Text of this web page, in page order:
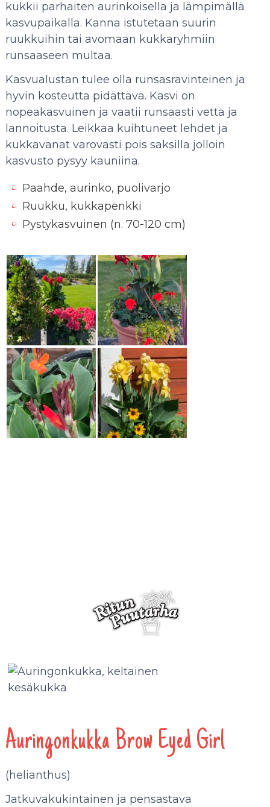
kukkii parhaiten aurinkoisella ja lämpimällä
kasvupaikalla. Kanna istutetaan suurin
ruukkuihin tai avomaan kukkaryhmiin
runsaaseen multaa.
Kasvualustan tulee olla runsasravinteinen ja
hyvin kosteutta pidättävä. Kasvi on
nopeakasvuinen ja vaatii runsaasti vettä ja
lannoitusta. Leikkaa kuihtuneet lehdet ja
kukkavanat varovasti pois saksilla jolloin
kasvusto pysyy kauniina.
Paahde, aurinko, puolivarjo
Ruukku, kukkapenkki
Pystykasvuinen (n. 70-120 cm)
Auringonkukka Brow Eyed Girl
(helianthus)
Jatkuvakukintainen ja pensastava